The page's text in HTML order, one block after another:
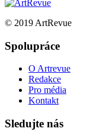
© 2019 ArtRevue
Spolupráce
O Artrevue
Redakce
Pro média
Kontakt
Sledujte nás